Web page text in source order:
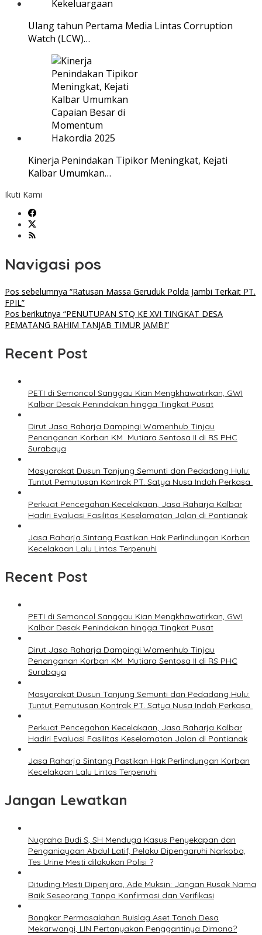
Ulang tahun Pertama Media Lintas Corruption
Watch (LCW)…
Kinerja Penindakan Tipikor Meningkat, Kejati
Kalbar Umumkan…
Ikuti Kami
Navigasi pos
Pos sebelumnya “Ratusan Massa Geruduk Polda Jambi Terkait PT.
FPIL”
Pos berikutnya “PENUTUPAN STQ KE XVI TINGKAT DESA
PEMATANG RAHIM TANJAB TIMUR JAMBI”
Recent Post
PETI di Semoncol Sanggau Kian Mengkhawatirkan, GWI
Kalbar Desak Penindakan hingga Tingkat Pusat
Dirut Jasa Raharja Dampingi Wamenhub Tinjau
Penanganan Korban KM Mutiara Sentosa II di RS PHC
Surabaya
Masyarakat Dusun Tanjung Semunti dan Pedadang Hulu:
Tuntut Pemutusan Kontrak PT. Satya Nusa Indah Perkasa ‎
Perkuat Pencegahan Kecelakaan, Jasa Raharja Kalbar
Hadiri Evaluasi Fasilitas Keselamatan Jalan di Pontianak
Jasa Raharja Sintang Pastikan Hak Perlindungan Korban
Kecelakaan Lalu Lintas Terpenuhi
Recent Post
PETI di Semoncol Sanggau Kian Mengkhawatirkan, GWI
Kalbar Desak Penindakan hingga Tingkat Pusat
Dirut Jasa Raharja Dampingi Wamenhub Tinjau
Penanganan Korban KM Mutiara Sentosa II di RS PHC
Surabaya
Masyarakat Dusun Tanjung Semunti dan Pedadang Hulu:
Tuntut Pemutusan Kontrak PT. Satya Nusa Indah Perkasa ‎
Perkuat Pencegahan Kecelakaan, Jasa Raharja Kalbar
Hadiri Evaluasi Fasilitas Keselamatan Jalan di Pontianak
Jasa Raharja Sintang Pastikan Hak Perlindungan Korban
Kecelakaan Lalu Lintas Terpenuhi
Jangan Lewatkan
Nugraha Budi S, SH Menduga Kasus Penyekapan dan
Penganiayaan Abdul Latif, Pelaku Dipengaruhi Narkoba,
Tes Urine Mesti dilakukan Polisi ?
Dituding Mesti Dipenjara, Ade Muksin: Jangan Rusak Nama
Baik Seseorang Tanpa Konfirmasi dan Verifikasi
Bongkar Permasalahan Ruislag Aset Tanah Desa
Mekarwangi, LIN Pertanyakan Penggantinya Dimana?